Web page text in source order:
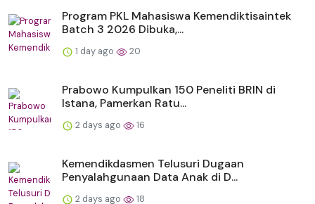
Program PKL Mahasiswa Kemendiktisaintek
Batch 3 2026 Dibuka,...
1 day ago 20
Prabowo Kumpulkan 150 Peneliti BRIN di
Istana, Pamerkan Ratu...
2 days ago 16
Kemendikdasmen Telusuri Dugaan
Penyalahgunaan Data Anak di D...
2 days ago 18